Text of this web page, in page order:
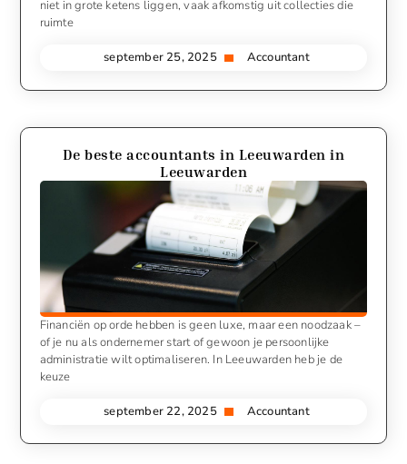
niet in grote ketens liggen, vaak afkomstig uit collecties die
ruimte
september 25, 2025 Accountant
De beste accountants in Leeuwarden in
Leeuwarden
Financiën op orde hebben is geen luxe, maar een noodzaak –
of je nu als ondernemer start of gewoon je persoonlijke
administratie wilt optimaliseren. In Leeuwarden heb je de
keuze
september 22, 2025 Accountant